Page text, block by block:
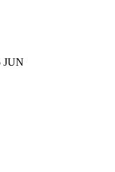
JUN